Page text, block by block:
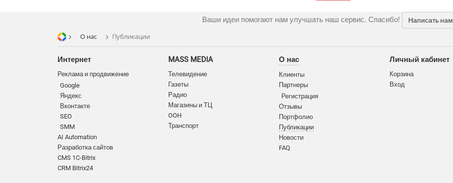
Ваши идеи помогают нам улучшать наш сервис. Спасибо! Написать нам
О нас Публикации
Интернет
Реклама и продвижение
Google
Яндекс
Вконтакте
SEO
SMM
AI Automation
Разработка сайтов
CMS 1C-Bitrix
CRM Bitrix24
MASS MEDIA
Телевидение
Газеты
Радио
Магазины и ТЦ
OOH
Транспорт
О нас
Клиенты
Партнеры
Регистрация
Отзывы
Портфолио
Публикации
Новости
FAQ
Личный кабинет
Корзина
Вход